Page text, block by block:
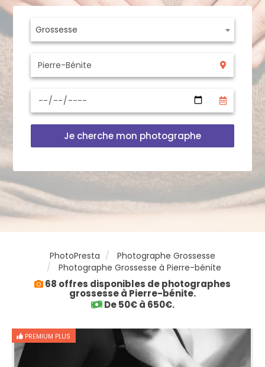
Grossesse
Je cherche mon photographe
PhotoPresta
Photographe Grossesse
Photographe Grossesse à Pierre-bénite
68 offres disponibles de photographes
grossesse à Pierre-bénite.
De 50€ à 650€.
PREMIUM PLUS